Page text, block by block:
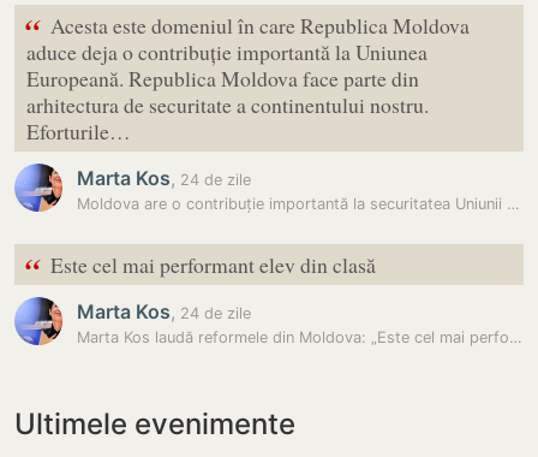
“ Acesta este domeniul în care Republica Moldova
aduce deja o contribuție importantă la Uniunea
Europeană. Republica Moldova face parte din
arhitectura de securitate a continentului nostru.
Eforturile…
Marta Kos, 24 de zile
Moldova are o contribuție importantă la securitatea Uniunii Europene,…
“ Este cel mai performant elev din clasă
Marta Kos, 24 de zile
Marta Kos laudă reformele din Moldova: „Este cel mai performant elev…
Ultimele evenimente